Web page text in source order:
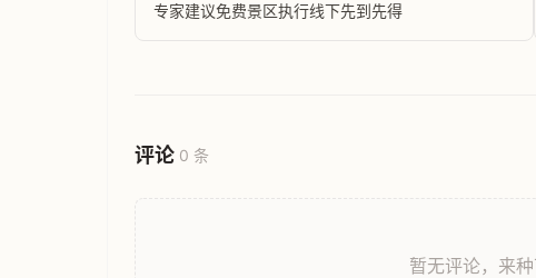
专家建议免费景区执行线下先到先得
评论 0 条
暂无评论，来种